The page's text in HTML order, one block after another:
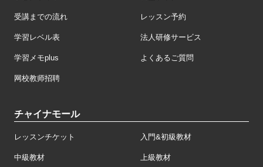
受講までの流れ レッスン予約
学習レベル表 法人研修サービス
学習メモplus よくあるご質問
网校教师招聘
チャイナモール
レッスンチケット 入門&初級教材
中級教材 上級教材